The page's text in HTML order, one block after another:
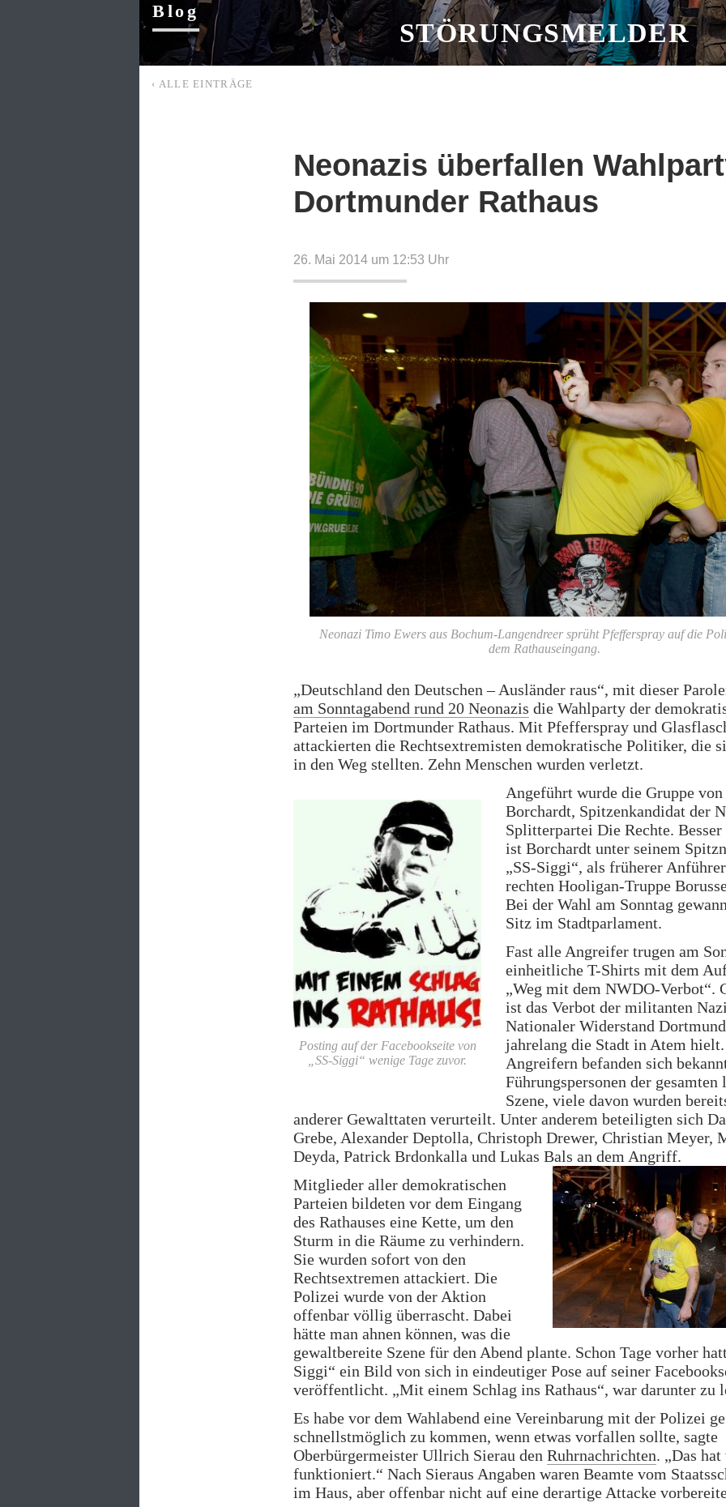
Blog
STÖRUNGSMELDER
‹ ALLE EINTRÄGE
Neonazis überfallen
Dortmunder Rathaus
26. Mai 2014 um 12:53 Uhr
Neonazi Timo Ewers aus Bochum-Langendreer sprüht Pfefferspray auf die
dem Rathauseingang.
„Deutschland den Deutschen – Ausländer raus“, mit dieser
am Sonntagabend rund 20 Neonazis die Wahlparty der
Parteien im Dortmunder Rathaus. Mit Pfefferspray und
attackierten die Rechtsextremisten demokratische Politiker, die
in den Weg stellten. Zehn Menschen wurden verletzt.
Posting auf der Facebookseite von
„SS-Siggi“ wenige Tage zuvor.
Angeführt wurde die Gruppe
Borchardt, Spitzenkandidat der
Splitterpartei Die Rechte. Besser
ist Borchardt unter seinem
„SS-Siggi“, als früherer
rechten Hooligan-Truppe
Bei der Wahl am Sonntag
Sitz im Stadtparlament.
Fast alle Angreifer trugen am
einheitliche T-Shirts mit dem
„Weg mit dem NWDO-Verbot“.
ist das Verbot der militanten
Nationaler Widerstand
jahrelang die Stadt in Atem
Angreifern befanden sich
Führungspersonen der gesamten
Szene, viele davon wurden
anderer Gewalttaten verurteilt. Unter anderem beteiligten sich
Grebe, Alexander Deptolla, Christoph Drewer, Christian Meyer,
Deyda, Patrick Brdonkalla und Lukas Bals an dem Angriff.
Mitglieder aller demokratischen
Parteien bildeten vor dem Eingang
des Rathauses eine Kette, um den
Sturm in die Räume zu verhindern.
Sie wurden sofort von den
Rechtsextremen attackiert. Die
Polizei wurde von der Aktion
offenbar völlig überrascht. Dabei
hätte man ahnen können, was die
gewaltbereite Szene für den Abend plante. Schon Tage vorher
Siggi“ ein Bild von sich in eindeutiger Pose auf seiner
veröffentlicht. „Mit einem Schlag ins Rathaus“, war darunter zu
Es habe vor dem Wahlabend eine Vereinbarung mit der Polizei
schnellstmöglich zu kommen, wenn etwas vorfallen sollte, sagte
Oberbürgermeister Ullrich Sierau den Ruhrnachrichten. „Das
funktioniert.“ Nach Sieraus Angaben waren Beamte vom
im Haus, aber offenbar nicht auf eine derartige Attacke